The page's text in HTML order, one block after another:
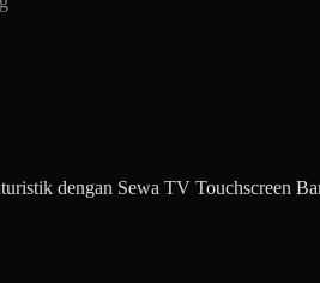
dengan Sewa TV Touchscreen